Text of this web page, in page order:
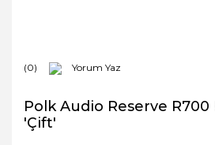
(0) Yorum Yaz
Polk Audio Reserve
'Çift'